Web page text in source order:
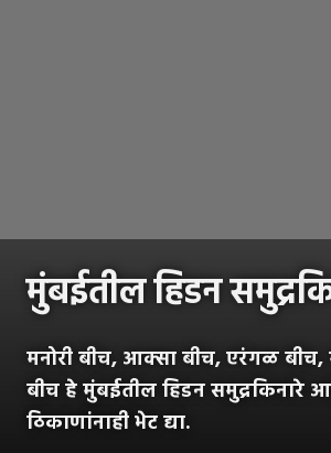
मुंबईतील हिडन
मनोरी बीच, आक्सा बीच, एरंगळ बीच,
बीच हे मुंबईतील हिडन समुद्रकिनारे
ठिकाणांनाही भेट द्या.